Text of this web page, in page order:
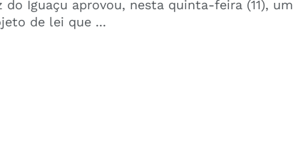
do Iguaçu aprovou, nesta quinta-feira (11), um
de lei que ...